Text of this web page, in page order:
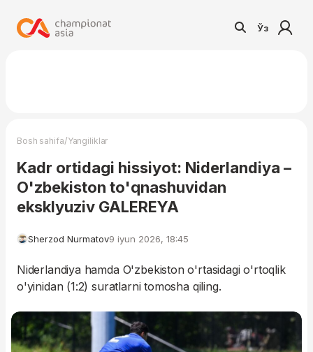
Ўз
Bosh sahifa/Yangiliklar
Kadr ortidagi hissiyot: Niderlandiya –
O'zbekiston to'qnashuvidan
eksklyuziv GALEREYA
Sherzod Nurmatov9 iyun 2026, 18:45
Niderlandiya hamda O'zbekiston o'rtasidagi o'rtoqlik
o'yinidan (1:2) suratlarni tomosha qiling.